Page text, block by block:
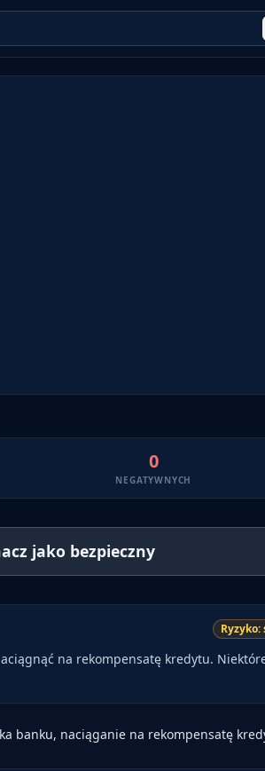
0
NEGATYWNYCH
jako bezpieczny
Ryzyko:
na rekompensatę kredytu.
banku, naciąganie na rekompensatę